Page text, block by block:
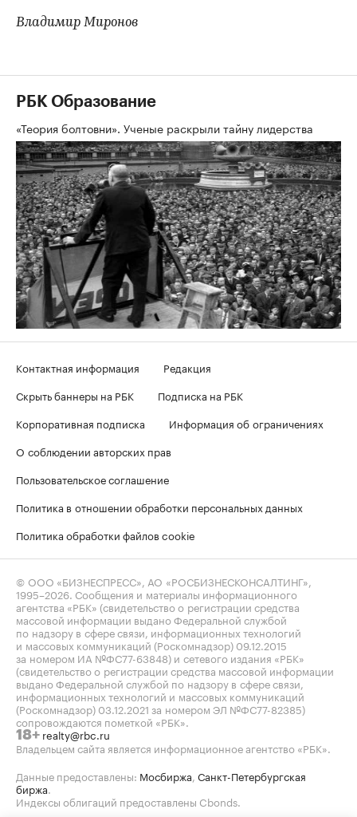
Владимир Миронов
РБК Образование
«Теория болтовни». Ученые раскрыли тайну лидерства
Контактная информация
Редакция
Скрыть баннеры на РБК
Подписка на РБК
Корпоративная подписка
Информация об ограничениях
О соблюдении авторских прав
Пользовательское соглашение
Политика в отношении обработки персональных данных
Политика обработки файлов cookie
© ООО «БИЗНЕСПРЕСС», АО «РОСБИЗНЕСКОНСАЛТИНГ»,
1995–2026 . Сообщения и материалы информационного
агентства «РБК» (свидетельство о регистрации средства
массовой информации выдано Федеральной службой
по надзору в сфере связи, информационных технологий
и массовых коммуникаций (Роскомнадзор) 09.12.2015
за номером ИА №ФС77-63848) и сетевого издания «РБК»
(свидетельство о регистрации средства массовой информации
выдано Федеральной службой по надзору в сфере связи,
информационных технологий и массовых коммуникаций
(Роскомнадзор) 03.12.2021 за номером ЭЛ №ФС77-82385)
сопровождаются пометкой «РБК».
18+ realty@rbc.ru
Владельцем сайта является информационное агентство «РБК».
Данные предоставлены: Мосбиржа Санкт-Петербургская
биржа
Индексы облигаций предоставлены Cbonds.